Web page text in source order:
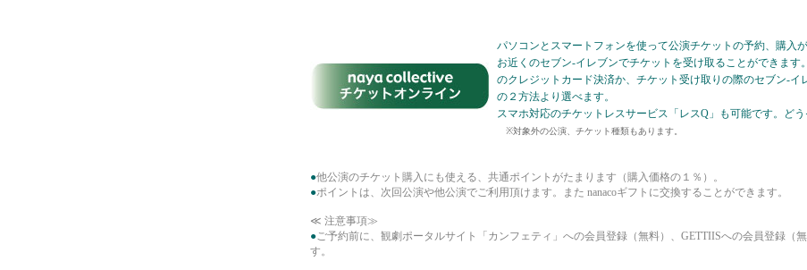
パソコンとスマートフォンを使って公演チケットの予約、購入
お近くのセブン-イレブンでチケットを受け取ることができます
のクレジットカード決済か、チケット受け取りの際のセブン-イ
の２方法より選べます。
スマホ対応のチケットレスサービス「レスQ」も可能です。どう
※対象外の公演、チケット種類もあります。
●他公演のチケット購入にも使える、共通ポイントがたまります（購入価格の１％）。
●ポイントは、次回公演や他公演でご利用頂けます。また nanacoギフトに交換することができます。
≪ 注意事項≫
●ご予約前に、観劇ポータルサイト「カンフェティ」への会員登録（無料）、GETTIISへの会員登録（
す。